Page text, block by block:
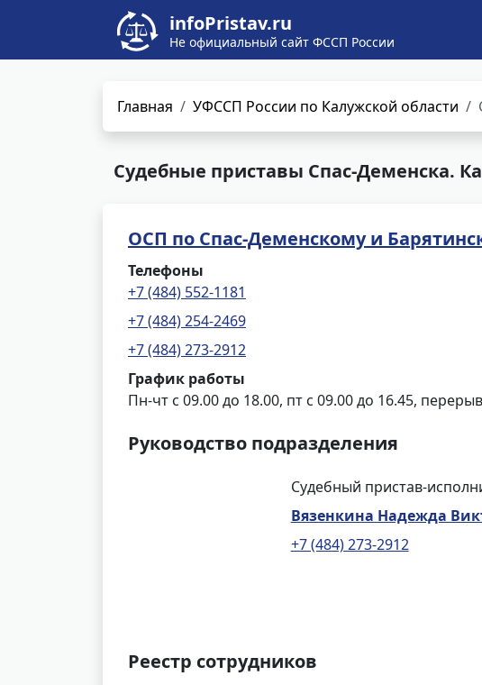
infoPristav.ru
Не официальный сайт ФССП России
Главная УФССП России по Калужской области
Судебные приставы Спас-Деменска.
ОСП по Спас-Деменскому и
Телефоны
+7 (484) 552-1181
+7 (484) 254-2469
+7 (484) 273-2912
График работы
Пн-чт с 09.00 до 18.00, пт с 09.00 до 16.45,
Руководство подразделения
Судебный пристав-
Вязенкина Надежда
+7 (484) 273-2912
Реестр сотрудников